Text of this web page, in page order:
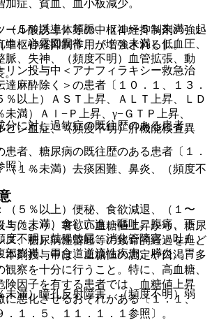
ル酸誘導体等の中枢神経抑制剤の強い
中枢神経抑制作用が増強される］。
ン投与中＜アナフィラキシー救急治
麻酔除く＞の患者〔１０．１、１３．
に対し過敏症の既往歴のある患者。
者、糖尿病の既往歴のある患者〔１．
照〕。
により、著しい血糖値上昇から、糖尿
ス、糖尿病性昏睡等の致命的経過をたど
本剤投与中は、血糖値の測定や口渇、多
察を十分に行うこと。特に、高血糖、
険因子を有する患者では、血糖値上昇
に悪化させるおそれがある〔１．１、
１．５、１１．１．１参照〕。
症、貧血、血小板減少。
５％以上）頻脈、（１〜５％未満）起
、心電図異常、（１％未満）低血圧、
脈、失神、（頻度不明）血管拡張、動
。
以上）ＡＳＴ上昇、ＡＬＴ上昇、ＬＤ
未満）Ａｌ−Ｐ上昇、γ−ＧＴＰ上昇、
ビン血症、（頻度不明）肝機能検査異
１％未満）去痰困難、鼻炎、（頻度不
５％以上）便秘、食欲減退、（１〜
１％未満）食欲亢進、嘔吐、腹痛、下
度不明）鼓腸放屁、消化管障害、吐血、
部膨満、胃食道逆流性疾患、膵炎、胃
満）瞳孔反射障害、（頻度不明）弱